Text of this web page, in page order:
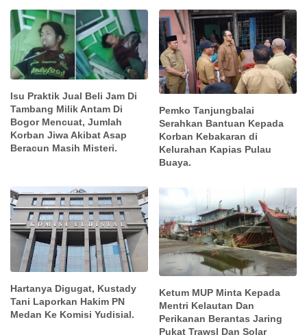
Isu Praktik Jual Beli Jam Di
Tambang Milik Antam Di
Bogor Mencuat, Jumlah
Korban Jiwa Akibat Asap
Beracun Masih Misteri.
Pemko Tanjungbalai
Serahkan Bantuan Kepada
Korban Kebakaran di
Kelurahan Kapias Pulau
Buaya.
Hartanya Digugat, Kustady
Tani Laporkan Hakim PN
Medan Ke Komisi Yudisial.
Ketum MUP Minta Kepada
Mentri Kelautan Dan
Perikanan Berantas Jaring
Pukat Trawsl Dan Solar